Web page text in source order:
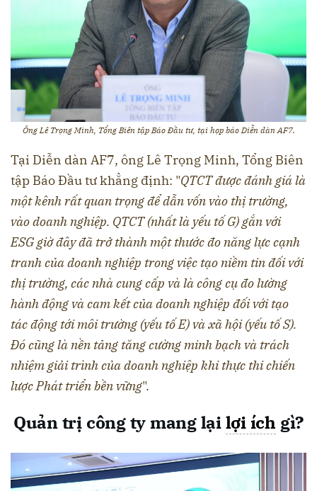
Ông Lê Trọng Minh, Tổng Biên tập Báo Đầu tư, tại họp báo Diễn dàn AF7.
Tại Diễn dàn AF7, ông Lê Trọng Minh, Tổng Biên
tập Báo Đầu tư khẳng định: "QTCT được đánh giá là
một kênh rất quan trọng để dẫn vốn vào thị trường,
vào doanh nghiệp. QTCT (nhất là yếu tố G) gắn với
ESG giờ đây đã trở thành một thước đo năng lực cạnh
tranh của doanh nghiệp trong việc tạo niềm tin đối với
thị trường, các nhà cung cấp và là công cụ đo lường
hành động và cam kết của doanh nghiệp đối với tạo
tác động tới môi trường (yếu tố E) và xã hội (yếu tố S).
Đó cũng là nền tảng tăng cường minh bạch và trách
nhiệm giải trình của doanh nghiệp khi thực thi chiến
lược Phát triển bền vững".
Quản trị công ty mang lạilợi ích gì?